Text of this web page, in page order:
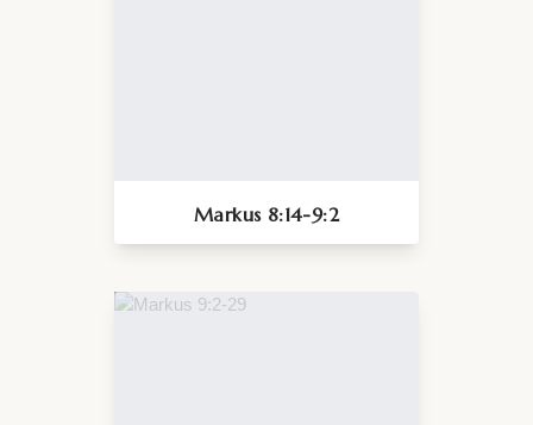
Markus 8:14-9:2